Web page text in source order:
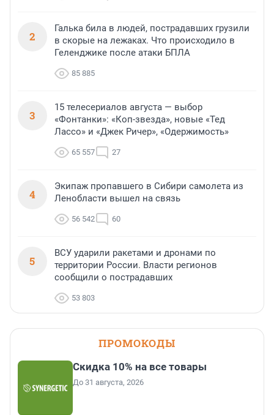
2
Галька била в людей, пострадавших грузили
в скорые на лежаках. Что происходило в
Геленджике после атаки БПЛА
85 885
3
15 телесериалов августа — выбор
«Фонтанки»: «Коп-звезда», новые «Тед
Лассо» и «Джек Ричер», «Одержимость»
65 557 27
4
Экипаж пропавшего в Сибири самолета из
Ленобласти вышел на связь
56 542 60
5
ВСУ ударили ракетами и дронами по
территории России. Власти регионов
сообщили о пострадавших
53 803
ПРОМОКОДЫ
Скидка 10% на все товары
До 31 августа, 2026